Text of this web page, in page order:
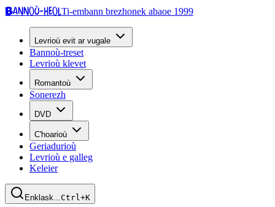
Bannoù-heolTi-embann brezhonek abaoe 1999
Levrioù evit ar vugale
Bannoù-treset
Levrioù klevet
Romantoù
Sonerezh
DVD
C'hoarioù
Geriadurioù
Levrioù e galleg
Keleier
Enklask...Ctrl+K